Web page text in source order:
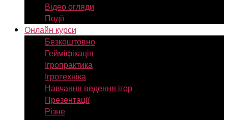
Відео огляди
Події
Онлайн курси
Безкоштовно
Гейміфікація
Ігропрактика
Ігротехніка
Навчання ведення ігор
Презентації
Різне